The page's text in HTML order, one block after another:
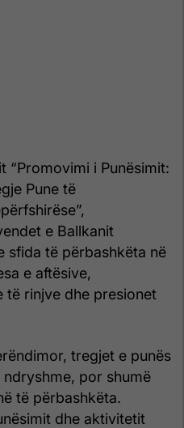
“Promovimi i Punësimit:
Pune të
e Ballkanit
sfida të përbashkëta në
e aftësive,
të rinjve dhe presionet
tregjet e punës
por shumë
të përbashkëta.
dhe aktivitetit